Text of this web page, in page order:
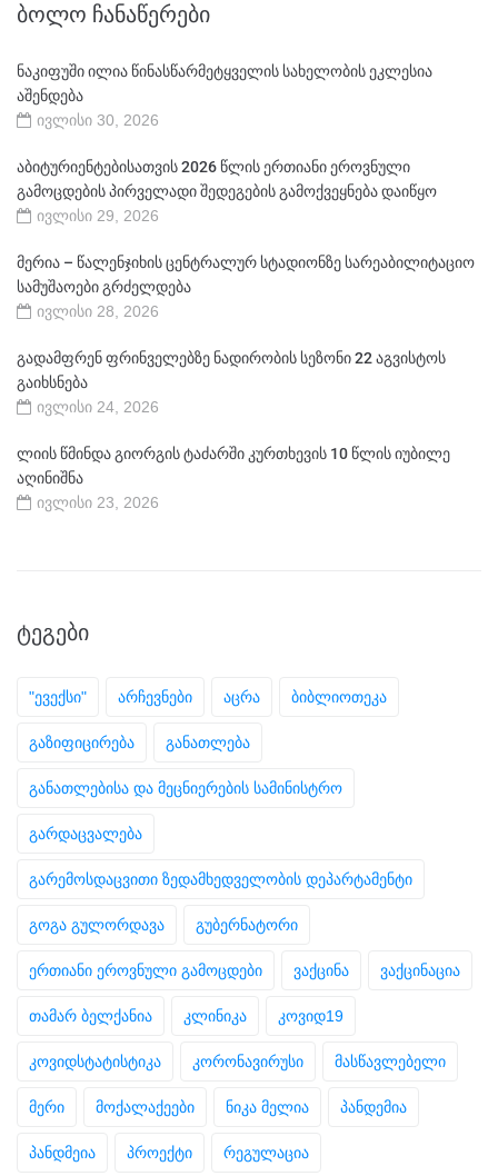
ᲑᲝᲚᲝ ᲩᲐᲜᲐᲬᲔᲠᲔᲑᲘ
ნაკიფუში ილია წინასწარმეტყველის სახელობის ეკლესია
აშენდება
ივლისი 30, 2026
აბიტურიენტებისათვის 2026 წლის ერთიანი ეროვნული
გამოცდების პირველადი შედეგების გამოქვეყნება დაიწყო
ივლისი 29, 2026
მერია – წალენჯიხის ცენტრალურ სტადიონზე სარეაბილიტაციო
სამუშაოები გრძელდება
ივლისი 28, 2026
გადამფრენ ფრინველებზე ნადირობის სეზონი 22 აგვისტოს
გაიხსნება
ივლისი 24, 2026
ლიის წმინდა გიორგის ტაძარში კურთხევის 10 წლის იუბილე
აღინიშნა
ივლისი 23, 2026
ᲢᲔᲒᲔᲑᲘ
"ევექსი" არჩევნები აცრა ბიბლიოთეკა
გაზიფიცირება განათლება
განათლებისა და მეცნიერების სამინისტრო
გარდაცვალება
გარემოსდაცვითი ზედამხედველობის დეპარტამენტი
გოგა გულორდავა გუბერნატორი
ერთიანი ეროვნული გამოცდები ვაქცინა ვაქცინაცია
თამარ ბელქანია კლინიკა კოვიდ19
კოვიდსტატისტიკა კორონავირუსი მასწავლებელი
მერი მოქალაქეები ნიკა მელია პანდემია
პანდმეია პროექტი რეგულაცია